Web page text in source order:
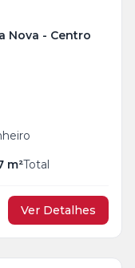
Nova - Centro
m²Total
Ver Detalhes